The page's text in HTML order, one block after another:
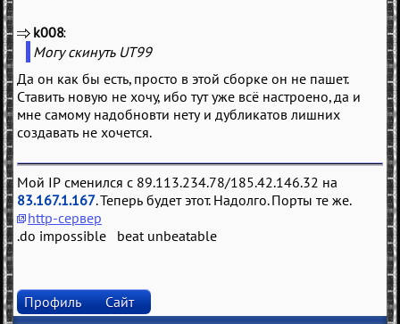
k008
Могу скинуть UT99
Да он как бы есть, просто в этой сборке он не пашет.
Ставить новую не хочу, ибо тут уже всё настроено, да и
мне самому надобновти нету и дубликатов лишних
создавать не хочется.
Мой IP сменился с 89.113.234.78/185.42.146.32 на
83.167.1.167. Теперь будет этот. Надолго. Порты те же.
http-сервер
.do impossible beat unbeatable
Профиль Сайт